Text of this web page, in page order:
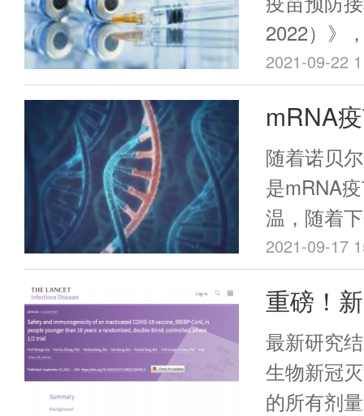
够高效转
十多年里
主细胞中
历了几次
图2）。
2022）》
活动参加
构、长期
聚集场所
所人群以
先接种流
示，目前
于高位水
株的不断
不确定性
情与流感
流行的风
工作的复
2021-09-22
mRNA
随着诺贝
是mRNA
温，随着
猜测也越
科学家的
mRNA医
际上，通
了数百名
果。
2021-09-17
重磅！
使用数
最新研究
生物新冠
的所有剂